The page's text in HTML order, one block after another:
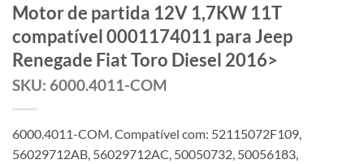
Motor de partida 12V 1,7KW 11T
compatível 0001174011 para Jeep
Renegade Fiat Toro Diesel 2016>
SKU: 6000.4011-COM
6000.4011-COM. Compatível com: 52115072F109,
56029712AB, 56029712AC, 50050732, 50056183,